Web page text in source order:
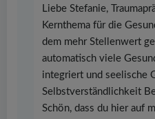
Liebe Stefanie,
Kernthema für die
dem mehr Stellenwert
automatisch viele
integriert und seelische
Selbstverständlichkeit
Schön, dass du hier auf